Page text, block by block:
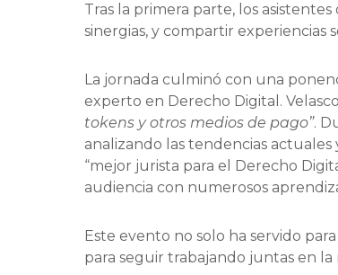
Tras la primera parte, los
sinergias, y compartir
La jornada culminó con una
experto en Derecho Digital.
tokens y otros medios de pago”.
analizando las tendencias
“mejor jurista para el Derecho
audiencia con numerosos
Este evento no solo ha servido
para seguir trabajando juntas en